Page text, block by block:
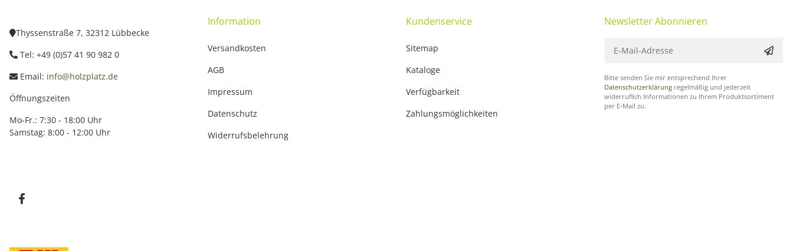
Thyssenstraße 7, 32312 Lübbecke
Tel: +49 (0)57 41 90 982 0
Email: info@holzplatz.de
Öffnungszeiten
Mo-Fr.: 7:30 - 18:00 Uhr
Samstag: 8:00 - 12:00 Uhr
Information
Versandkosten
AGB
Impressum
Datenschutz
Widerrufsbelehrung
Kundenservice
Sitemap
Kataloge
Verfügbarkeit
Zahlungsmöglichkeiten
Newsletter Abonnieren
Bitte senden Sie mir entsprechend Ihrer
Datenschutzerklärung regelmäßig und jederzeit
widerruflich Informationen zu Ihrem Produktsortiment
per E-Mail zu.